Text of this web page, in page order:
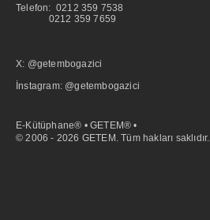
Telefon: 0212 359 7538
0212 359 7659
X: @getembogazici
İnstagram: @getembogazici
E-Kütüphane® • GETEM® •
© 2006 - 2026 GETEM. Tüm hakları saklıdır.